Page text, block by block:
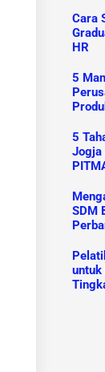
Cara
HR
5
5
Jogja
SDM
untuk